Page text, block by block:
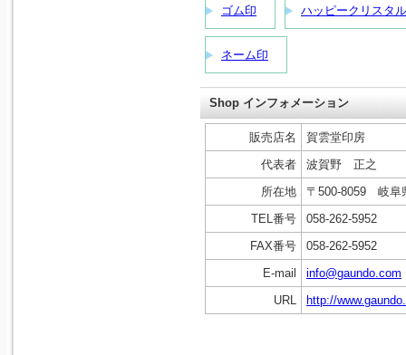
ゴム印 ハッピークリスタル
ネーム印
Shop インフォメーション
販売店名
賀雲堂印房
代表者
波賀野 正之
所在地
〒500-8059 岐阜
TEL番号
058-262-5952
FAX番号
058-262-5952
E-mail
info@gaundo.com
URL
http://